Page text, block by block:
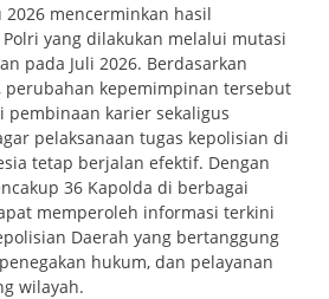
mencerminkan hasil
yang dilakukan melalui mutasi
pada Juli 2026. Berdasarkan
perubahan kepemimpinan tersebut
pembinaan karier sekaligus
pelaksanaan tugas kepolisian di
tetap berjalan efektif. Dengan
36 Kapolda di berbagai
memperoleh informasi terkini
Daerah yang bertanggung
hukum, dan pelayanan
wilayah.